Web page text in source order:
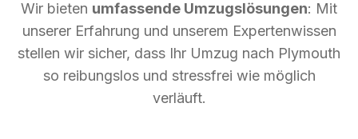
Wir bieten umfassende Umzugslösungen: Mit
unserer Erfahrung und unserem Expertenwissen
stellen wir sicher, dass Ihr Umzug nach Plymouth
so reibungslos und stressfrei wie möglich
verläuft.